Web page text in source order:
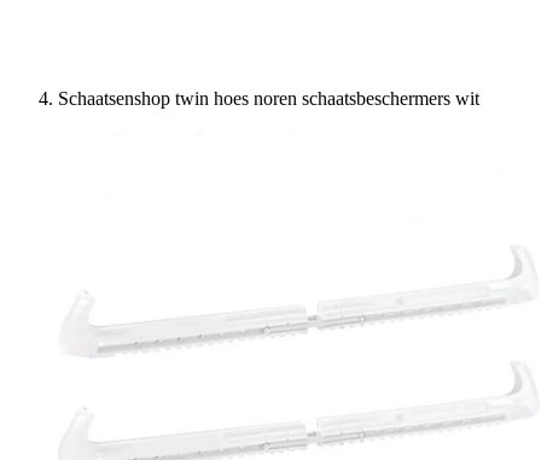
Schaatsenshop twin hoes noren schaatsbeschermers wit